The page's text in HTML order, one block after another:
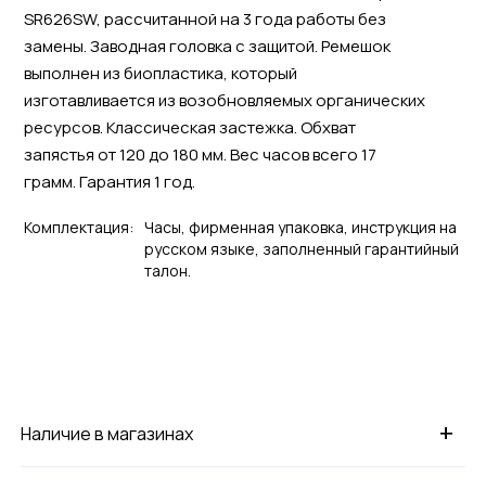
SR626SW, рассчитанной на 3 года работы без
замены. Заводная головка с защитой. Ремешок
выполнен из биопластика, который
изготавливается из возобновляемых органических
ресурсов. Классическая застежка. Обхват
запястья от 120 до 180 мм. Вес часов всего 17
грамм. Гарантия 1 год.
Комплектация: Часы, фирменная упаковка, инструкция на
русском языке, заполненный гарантийный
талон.
+
Наличие в магазинах